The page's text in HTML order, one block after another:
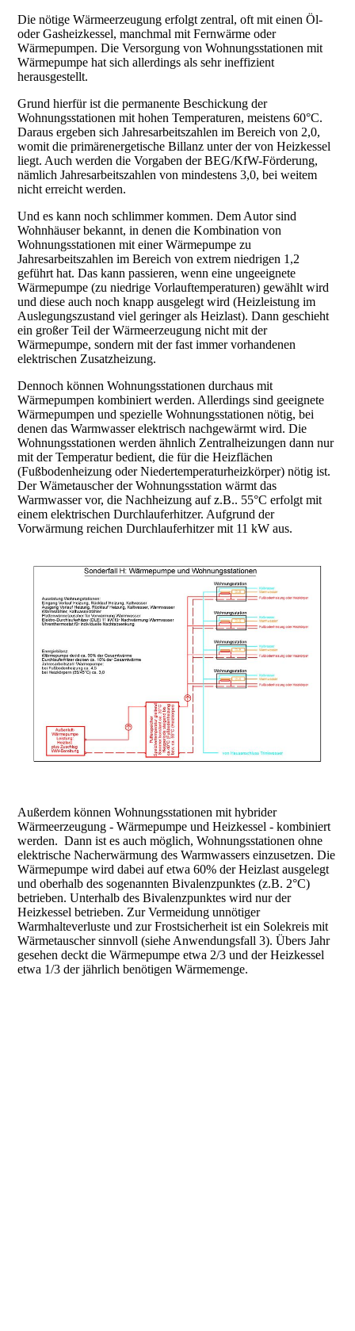
Die nötige Wärmeerzeugung erfolgt zentral, oft mit einen Öl-
oder Gasheizkessel, manchmal mit Fernwärme oder
Wärmepumpen. Die Versorgung von Wohnungsstationen mit
Wärmepumpe hat sich allerdings als sehr ineffizient
herausgestellt.
Grund hierfür ist die permanente Beschickung der
Wohnungsstationen mit hohen Temperaturen, meistens 60°C.
Daraus ergeben sich Jahresarbeitszahlen im Bereich von 2,0,
womit die primärenergetische Billanz unter der von Heizkessel
liegt. Auch werden die Vorgaben der BEG/KfW-Förderung,
nämlich Jahresarbeitszahlen von mindestens 3,0, bei weitem
nicht erreicht werden.
Und es kann noch schlimmer kommen. Dem Autor sind
Wohnhäuser bekannt, in denen die Kombination von
Wohnungsstationen mit einer Wärmepumpe zu
Jahresarbeitszahlen im Bereich von extrem niedrigen 1,2
geführt hat. Das kann passieren, wenn eine ungeeignete
Wärmepumpe (zu niedrige Vorlauftemperaturen) gewählt wird
und diese auch noch knapp ausgelegt wird (Heizleistung im
Auslegungszustand viel geringer als Heizlast). Dann geschieht
ein großer Teil der Wärmeerzeugung nicht mit der
Wärmepumpe, sondern mit der fast immer vorhandenen
elektrischen Zusatzheizung.
Dennoch können Wohnungsstationen durchaus mit
Wärmepumpen kombiniert werden. Allerdings sind geeignete
Wärmepumpen und spezielle Wohnungsstationen nötig, bei
denen das Warmwasser elektrisch nachgewärmt wird. Die
Wohnungsstationen werden ähnlich Zentralheizungen dann nur
mit der Temperatur bedient, die für die Heizflächen
(Fußbodenheizung oder Niedertemperaturheizkörper) nötig ist.
Der Wämetauscher der Wohnungsstation wärmt das
Warmwasser vor, die Nachheizung auf z.B.. 55°C erfolgt mit
einem elektrischen Durchlauferhitzer. Aufgrund der
Vorwärmung reichen Durchlauferhitzer mit 11 kW aus.
Außerdem können Wohnungsstationen mit hybrider
Wärmeerzeugung - Wärmepumpe und Heizkessel - kombiniert
werden. Dann ist es auch möglich, Wohnungsstationen ohne
elektrische Nacherwärmung des Warmwassers einzusetzen. Die
Wärmepumpe wird dabei auf etwa 60% der Heizlast ausgelegt
und oberhalb des sogenannten Bivalenzpunktes (z.B. 2°C)
betrieben. Unterhalb des Bivalenzpunktes wird nur der
Heizkessel betrieben. Zur Vermeidung unnötiger
Warmhalteverluste und zur Frostsicherheit ist ein Solekreis mit
Wärmetauscher sinnvoll (siehe Anwendungsfall 3). Übers Jahr
gesehen deckt die Wärmepumpe etwa 2/3 und der Heizkessel
etwa 1/3 der jährlich benötigen Wärmemenge.